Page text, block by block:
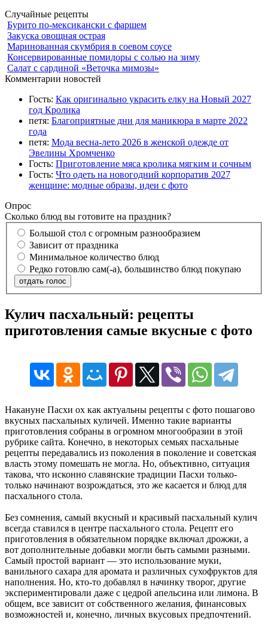
Случайные рецепты
Бурито по-мексикански с фаршем
Закуска овощная острая
Маринованная скумбрия в соевом соусе
Консервированные помидоры с солью на зиму
Салат с сардиной «Веточка мимозы»
Комментарии новостей
Гость: Как оригинально украсить елку на Новый 2027
год Кролика
петя: Благоприятные дни для маникюра в марте 2022
года
петя: Мода весна-лето 2026 в женской одежде от
Эвелины Хромченко
Гость: Приготовление мяса кролика мягким и сочным
Гость: Что одеть на новогодний корпоратив 2027
женщине: модные образы, идеи с фото
Опрос
Сколько блюд вы готовите на праздник?
Большой стол с огромным разнообразием
Зависит от праздника
Минимальное количество блюд
Редко готовлю сам(-а), большинство блюд покупаю
отдать голос
Кулич пасхальный: рецепты
приготовления самые вкусные с фото
Накануне Пасхи ох как актуальны рецепты с фото пошагово
вкусных пасхальных куличей. Именно такие варианты
приготовления собраны в огромном многообразии в этой
рубрике сайта. Конечно, в некоторых семьях пасхальные
рецепты передавались из поколения в поколение и советская
власть этому помешать не могла. Но, объективно, ситуация
такова, что исконно славянские традиции Пасхи только-
только начинают возрождаться, это же касается и блюд для
пасхального стола.
Без сомнения, самый вкусный и красивый пасхальный кулич
всегда ставился в центре пасхального стола. Рецепт его
приготовления в обязательном порядке включал дрожжи, а
вот дополнительные добавки могли быть самыми разными.
Самый простой вариант — это использование муки,
ванильного сахара для аромата и различных сухофруктов для
наполнения. Но, кто-то добавлял в начинку творог, другие
экспериментировали даже с цедрой апельсина или лимона. В
общем, все зависит от собственного желания, финансовых
возможностей и, конечно, личных вкусовых предпочтений.